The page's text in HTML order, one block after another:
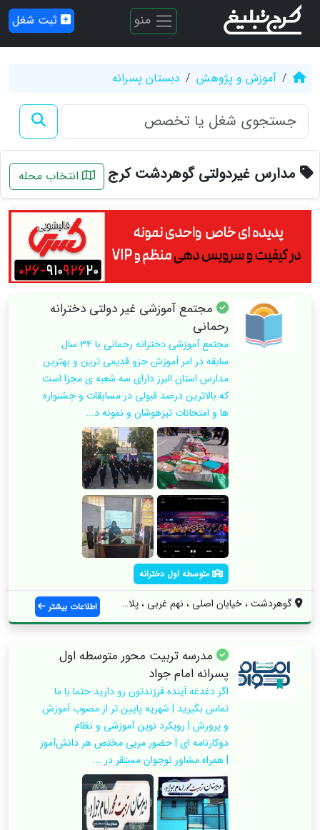
منو ثبت شغل
آموزش و پژوهش دبستان پسرانه
مدارس غیردولتی گوهردشت کرج انتخاب محله
مجتمع آموزشی غیر دولتی دخترانه
رحمانی
مجتمع آموزشی دخترانه رحمانی با ۳۴ سال
سابقه در امر آموزش جزو قدیمی ترین و بهترین
مدارس استان البرز دارای سه شعبه ی مجزا است
که بالاترین درصد قبولی در مسابقات و جشنواره
ها و امتحانات تیزهوشان و نمونه د...
متوسطه اول دخترانه
گوهردشت ، خیابان اصلی ، نهم غربی ، پلاک ... اطلاعات بیشتر
مدرسه تربیت محور متوسطه اول
پسرانه امام جواد
اگر دغدغه آینده فرزندتون رو دارید حتما با ما
تماس بگیرید | شهریه پایین تر از مصوب آموزش
و پرورش | رویکرد نوین آموزشی و نظام
دوکارنامه ای | حضور مربی مختص هر دانش‌آموز
| همراه مشاور نوجوان مستقر در ...